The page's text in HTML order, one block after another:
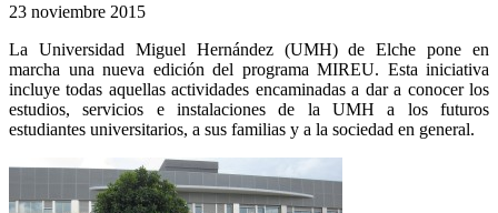
23 noviembre 2015
La Universidad Miguel Hernández (UMH) de Elche pone en
marcha una nueva edición del programa MIREU. Esta iniciativa
incluye todas aquellas actividades encaminadas a dar a conocer los
estudios, servicios e instalaciones de la UMH a los futuros
estudiantes universitarios, a sus familias y a la sociedad en general.